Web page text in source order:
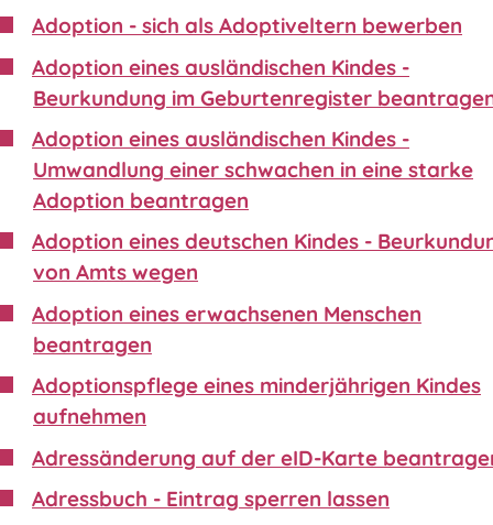
Adoption - sich als Adoptiveltern bewerben
Adoption eines ausländischen Kindes -
Beurkundung im Geburtenregister
Adoption eines ausländischen Kindes -
Umwandlung einer schwachen in eine starke
Adoption beantragen
Adoption eines deutschen Kindes -
von Amts wegen
Adoption eines erwachsenen Menschen
beantragen
Adoptionspflege eines minderjährigen Kindes
aufnehmen
Adressänderung auf der eID-Karte
Adressbuch - Eintrag sperren lassen